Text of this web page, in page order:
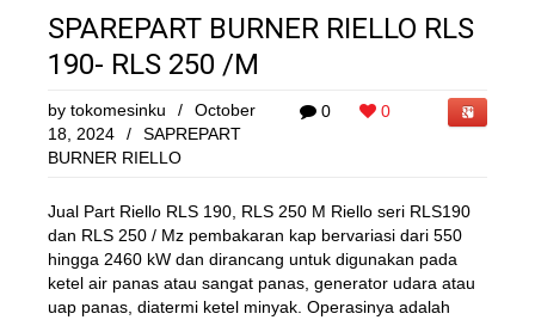
SPAREPART BURNER RIELLO RLS
190- RLS 250 /M
0 0
by tokomesinku /
October
18, 2024
/
SAPREPART
BURNER RIELLO
Jual Part Riello RLS 190, RLS 250 M Riello seri RLS190
dan RLS 250 / Mz pembakaran kap bervariasi dari 550
hingga 2460 kW dan dirancang untuk digunakan pada
ketel air panas atau sangat panas, generator udara atau
uap panas, diatermi ketel minyak. Operasinya adalah